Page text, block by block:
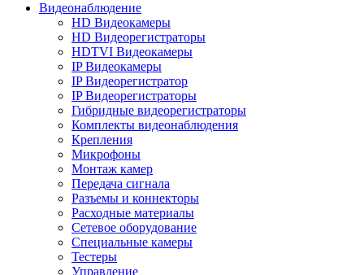
Видеонаблюдение
HD Видеокамеры
HD Видеорегистраторы
HDTVI Видеокамеры
IP Видеокамеры
IP Видеорегистратор
IP Видеорегистраторы
Гибридные видеорегистраторы
Комплекты видеонаблюдения
Крепления
Микрофоны
Монтаж камер
Передача сигнала
Разъемы и коннекторы
Расходные материалы
Сетевое оборудование
Специальные камеры
Тестеры
Управление